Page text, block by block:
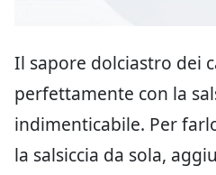
Il sapore dolciastro dei
perfettamente con la
indimenticabile. Per
la salsiccia da sola,